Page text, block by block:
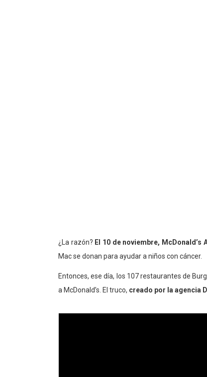
¿La razón? El 10 de noviembre, McDonald’s
Mac se donan para ayudar a niños con cáncer.
Entonces, ese día, los 107 restaurantes de
a McDonald’s. El truco, creado por la agencia